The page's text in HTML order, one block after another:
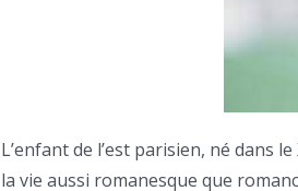
L’enfant de l’est parisien, né dans
la vie aussi romanesque que